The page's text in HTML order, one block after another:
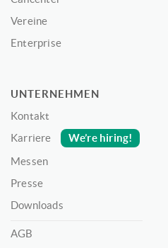
Vereine
Enterprise
UNTERNEHMEN
Kontakt
Karriere
We’re hiring!
Messen
Presse
Downloads
AGB